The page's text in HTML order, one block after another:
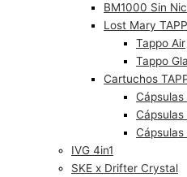
BM1000 Sin
Lost Mary
Tappo Air
Tappo
Cartuchos
Cápsulas
Cápsulas
Cápsulas
IVG 4in1
SKE x Drifter Crystal